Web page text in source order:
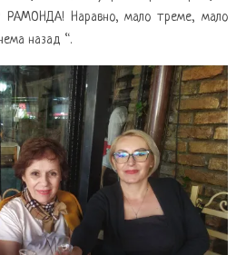
РАМОНДА! Наравно, мало треме, мало
назад “.